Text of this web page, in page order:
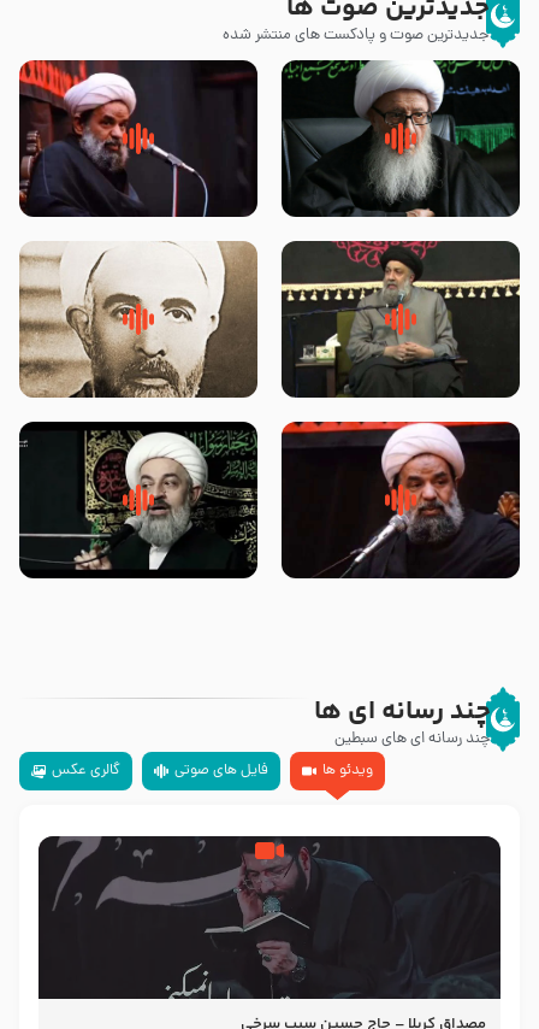
جدیدترین صوت و پادکست های منتشر شده
زوّار اربعین امام حسین (علیه
السلام) با این اشتیاق به زیارت
روضه جانسوز پاره های جگر امام
حسن مجتبی علیه السلام-حجت
لقب حضرت رقیه سلام الله علیها به
چه معناست – حجت الاسلام علوی
روضه‌ی مجلس یزید ملعون و
اسارت اهل‌بیت علیهم‌السلام –
محدث زاده
سلام جوانی که امام حسین علیه
السلام خودش جوابش را دادند
زیارتی که اسباب رزق زیاد و عمر
طولانی است حجت السلام حسین
چند رسانه ای ها
چند رسانه ای های سبطین
ویدئو ها
فایل های صوتی گالری عکس
مصداق کربلا – حاج حسین سیب سرخی